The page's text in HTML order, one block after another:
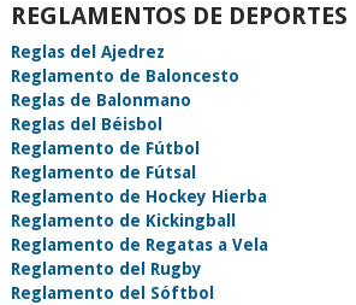
REGLAMENTOS DE DEPORTES
Reglas del Ajedrez
Reglamento de Baloncesto
Reglas de Balonmano
Reglas del Béisbol
Reglamento de Fútbol
Reglamento de Fútsal
Reglamento de Hockey Hierba
Reglamento de Kickingball
Reglamento de Regatas a Vela
Reglamento del Rugby
Reglamento del Sóftbol